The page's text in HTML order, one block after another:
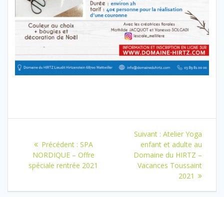
l’article
Précédent : Article
précédent
:
SPA
NORDIQUE – Offre
spéciale rentrée 2021
Suivant : Article
suivant
:
Atelier Yoga
enfant et adulte au
Domaine du HIRTZ –
Vacances Toussaint
2021